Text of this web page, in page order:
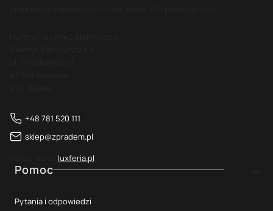
+48 781 520 111
sklep@zpradem.pl
luxferia.pl
Linki w stopce
Pomoc
Pytania i odpowiedzi